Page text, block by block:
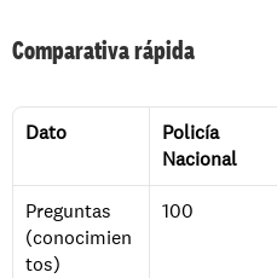
Comparativa rápida
Dato
Policía
Nacional
Preguntas
(conocimien
tos)
100